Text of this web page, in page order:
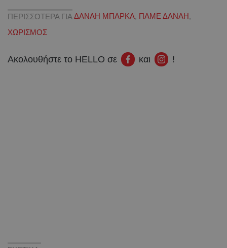
ΠΕΡΙΣΣΟΤΕΡΑ ΓΙΑ ΔΑΝΑΗ ΜΠΑΡΚΑ, ΠΑΜΕ ΔΑΝΑΗ ,
ΧΩΡΙΣΜΟΣ
Ακολουθήστε το HELLO σε και !